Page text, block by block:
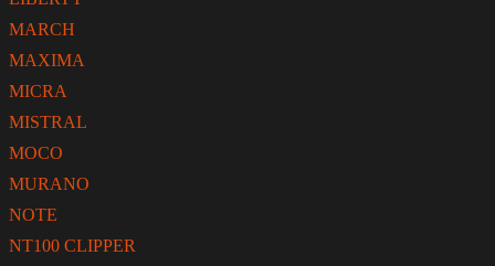
MARCH
MAXIMA
MICRA
MISTRAL
MOCO
MURANO
NOTE
NT100 CLIPPER